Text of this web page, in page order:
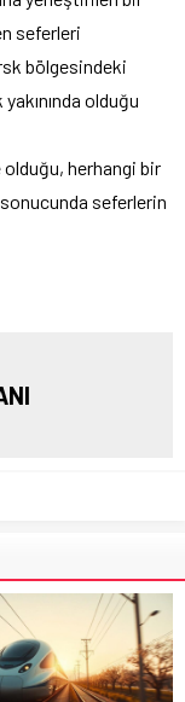
seferleri
bölgesindeki
olduğu
olduğu, herhangi bir
seferlerin